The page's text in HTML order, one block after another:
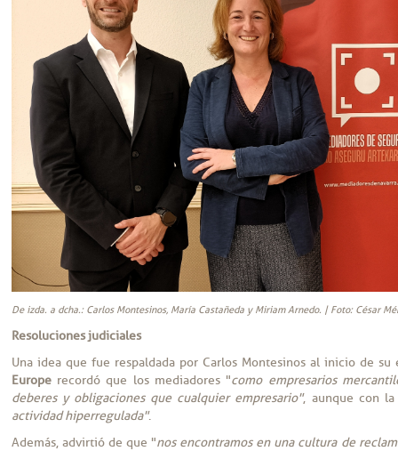
De izda. a dcha.: Carlos Montesinos, María Castañeda y Miriam Arnedo. | Foto: César
Resoluciones judiciales
Una idea que fue respaldada por Carlos Montesinos al inicio de
Europerecordó que los mediadores "como empresarios
deberes y obligaciones que cualquier empresario", aunque con
actividad hiperregulada".
Además, advirtió de que "nos encontramos en una cultura de